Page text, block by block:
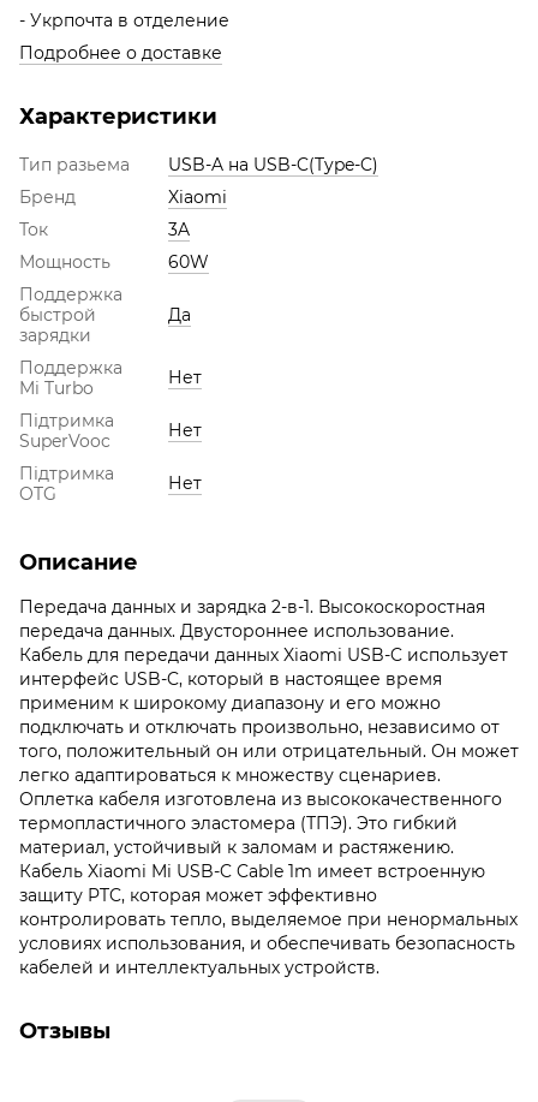
- Укрпочта в отделение
Подробнее о доставке
Характеристики
Тип разьема
USB-A на USB-C(Type-C)
Бренд
Xiaomi
Ток
3A
Мощность
60W
Поддержка
быстрой
зарядки
Да
Поддержка
Mi Turbo
Нет
Підтримка
SuperVooc
Нет
Підтримка
OTG
Нет
Описание
Передача данных и зарядка 2-в-1. Высокоскоростная
передача данных. Двустороннее использование.
Кабель для передачи данных Xiaomi USB-C использует
интерфейс USB-C, который в настоящее время
применим к широкому диапазону и его можно
подключать и отключать произвольно, независимо от
того, положительный он или отрицательный. Он может
легко адаптироваться к множеству сценариев.
Оплетка кабеля изготовлена из высококачественного
термопластичного эластомера (ТПЭ). Это гибкий
материал, устойчивый к заломам и растяжению.
Кабель Xiaomi Mi USB-C Cable 1m имеет встроенную
защиту PTC, которая может эффективно
контролировать тепло, выделяемое при ненормальных
условиях использования, и обеспечивать безопасность
кабелей и интеллектуальных устройств.
Отзывы